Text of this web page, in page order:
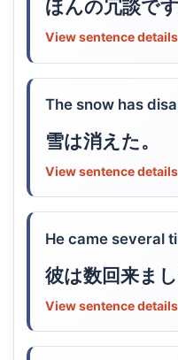
ほんの冗談です
View sentence details
The snow has
雪は消えた。
View sentence details
He came several
彼は数回来まし
View sentence details